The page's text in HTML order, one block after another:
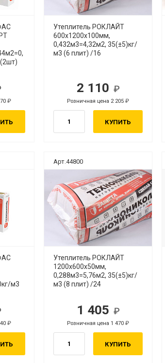
Утеплитель РОКЛАЙТ
600х1200х100мм,
0,432м3=4,32м2, 35(±5)кг/
м3 (6 плит) /16
2 110
Розничная цена 2 205
КУПИТЬ
руб.
руб.
м3
Арт.44800
Утеплитель РОКЛАЙТ
1200х600х50мм,
0,288м3=5,76м2, 35(±5)кг/
м3 (8 плит) /24
1 405
Розничная цена 1 470
КУПИТЬ